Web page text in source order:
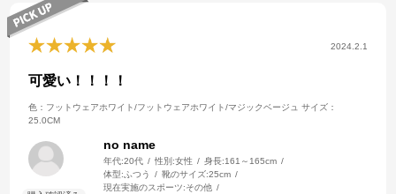
2024.2.1
可愛い！！！！
色：フットウェアホワイト/フットウェアホワイト/マジックベージュ サイズ：
25.0CM
no name
年代:20代 性別:女性 身長:161～165cm
体型: ふつう 靴のサイズ:25cm
現在実施のスポーツ:その他